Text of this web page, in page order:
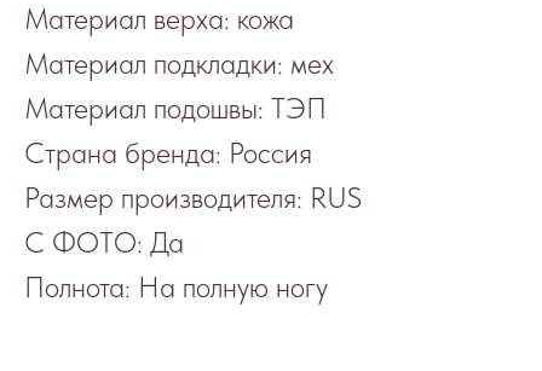
Материал верха: кожа
Материал подкладки: мех
Материал подошвы: ТЭП
Страна бренда: Россия
Размер производителя: RUS
С ФОТО: Да
Полнота: На полную ногу